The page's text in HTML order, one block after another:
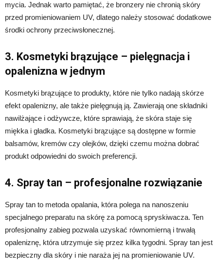
mycia. Jednak warto pamiętać, że bronzery nie chronią skóry
przed promieniowaniem UV, dlatego należy stosować dodatkowe
środki ochrony przeciwsłonecznej.
3. Kosmetyki brązujące – pielęgnacja i
opalenizna w jednym
Kosmetyki brązujące to produkty, które nie tylko nadają skórze
efekt opalenizny, ale także pielęgnują ją. Zawierają one składniki
nawilżające i odżywcze, które sprawiają, że skóra staje się
miękka i gładka. Kosmetyki brązujące są dostępne w formie
balsamów, kremów czy olejków, dzięki czemu można dobrać
produkt odpowiedni do swoich preferencji.
4. Spray tan – profesjonalne rozwiązanie
Spray tan to metoda opalania, która polega na nanoszeniu
specjalnego preparatu na skórę za pomocą spryskiwacza. Ten
profesjonalny zabieg pozwala uzyskać równomierną i trwałą
opaleniznę, która utrzymuje się przez kilka tygodni. Spray tan jest
bezpieczny dla skóry i nie naraża jej na promieniowanie UV.